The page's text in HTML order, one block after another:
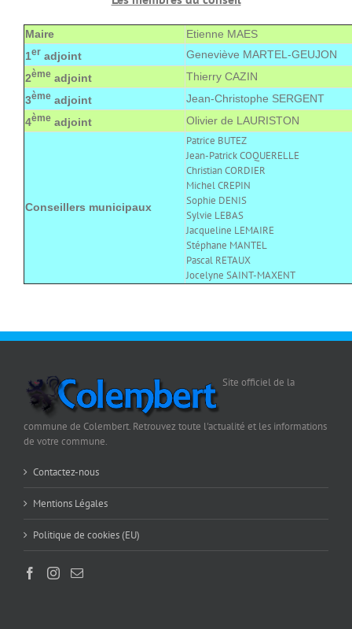
Maire
Etienne MAES
1er adjoint
Geneviève MARTEL-GEUJON
2ème adjoint
Thierry CAZIN
3ème adjoint
Jean-Christophe SERGENT
4ème adjoint Olivier de LAURISTON
Conseillers municipaux
Patrice BUTEZ
Jean-Patrick COQUERELLE
Christian CORDIER
Michel CREPIN
Sophie DENIS
Sylvie LEBAS
Jacqueline LEMAIRE
Stéphane MANTEL
Pascal RETAUX
Jocelyne SAINT-MAXENT
Site officiel de la
commune de Colembert. Retrouvez toute l'actualité et les informations
de votre commune.
Contactez-nous
Mentions Légales
Politique de cookies (EU)